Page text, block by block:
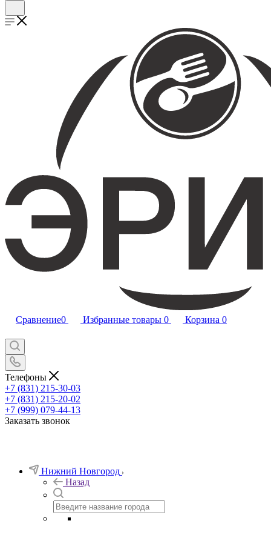
Сравнение0 Избранные товары 0 Корзина 0
Телефоны
+7 (831) 215-30-03
+7 (831) 215-20-02
+7 (999) 079-44-13
Заказать звонок
Нижний Новгород
Назад